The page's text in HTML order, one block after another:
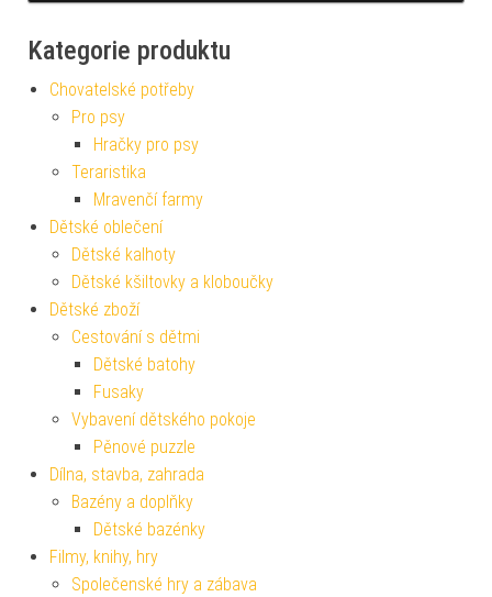
Kategorie produktu
Chovatelské potřeby
Pro psy
Hračky pro psy
Teraristika
Mravenčí farmy
Dětské oblečení
Dětské kalhoty
Dětské kšiltovky a kloboučky
Dětské zboží
Cestování s dětmi
Dětské batohy
Fusaky
Vybavení dětského pokoje
Pěnové puzzle
Dílna, stavba, zahrada
Bazény a doplňky
Dětské bazénky
Filmy, knihy, hry
Společenské hry a zábava